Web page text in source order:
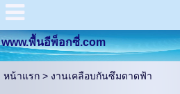
www.พื้นอีพ็อกซี่.com
หน้าแรก> งานเคลือบกันซึมดาดฟ้า